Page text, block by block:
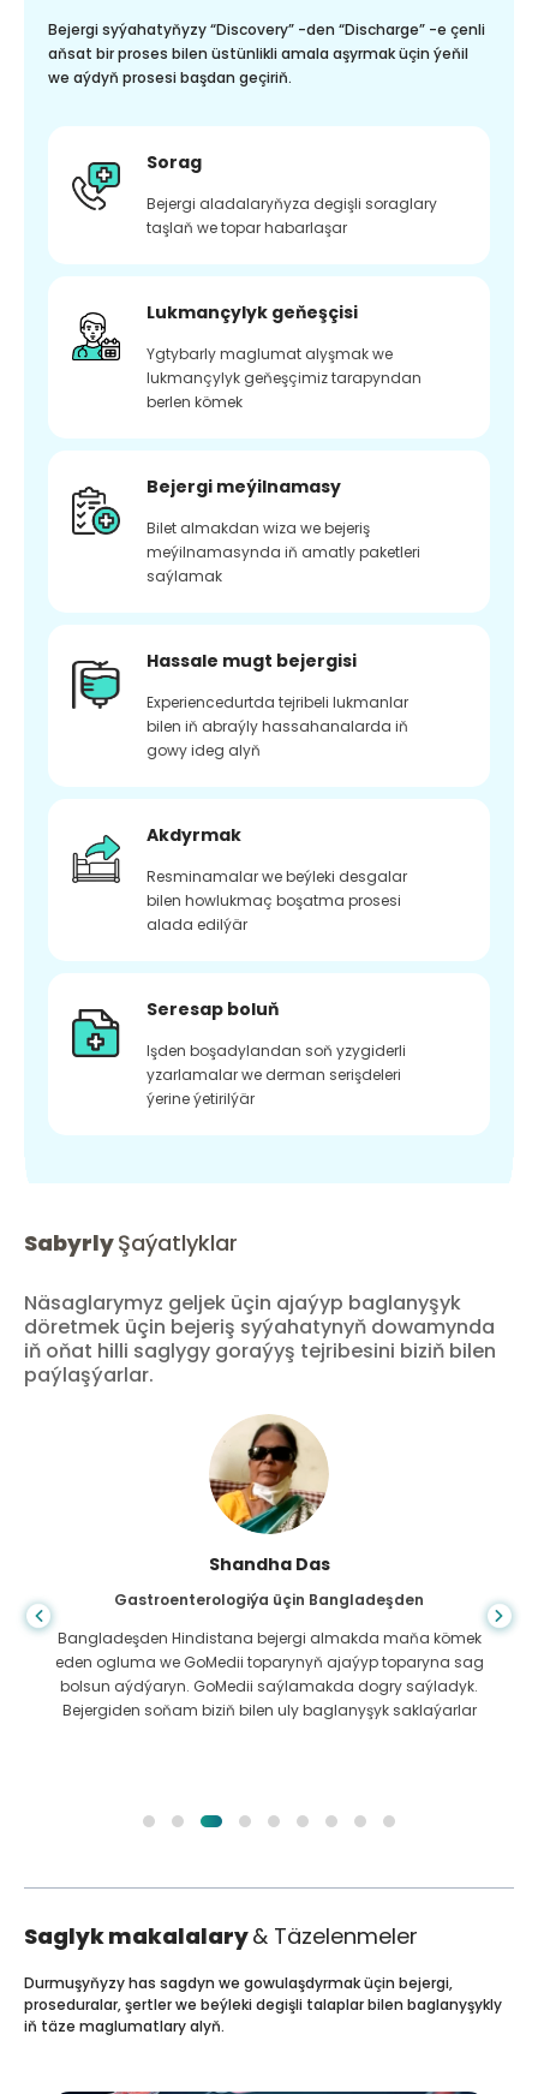
Bejergi syýahatyňyzy “Discovery” -den “Discharge” -e çenli
aňsat bir proses bilen üstünlikli amala aşyrmak üçin ýeňil
we aýdyň prosesi başdan geçiriň.
Sorag
Bejergi aladalaryňyza degişli soraglary
taşlaň we topar habarlaşar
Lukmançylyk geňeşçisi
Ygtybarly maglumat alyşmak we
lukmançylyk geňeşçimiz tarapyndan
berlen kömek
Bejergi meýilnamasy
Bilet almakdan wiza we bejeriş
meýilnamasynda iň amatly paketleri
saýlamak
Hassale mugt bejergisi
Experiencedurtda tejribeli lukmanlar
bilen iň abraýly hassahanalarda iň
gowy ideg alyň
Akdyrmak
Resminamalar we beýleki desgalar
bilen howlukmaç boşatma prosesi
alada edilýär
Seresap boluň
Işden boşadylandan soň yzygiderli
yzarlamalar we derman serişdeleri
ýerine ýetirilýär
SabyrlyŞaýatlyklar
Näsaglarymyz geljek üçin ajaýyp baglanyşyk
döretmek üçin bejeriş syýahatynyň dowamynda
iň oňat hilli saglygy goraýyş tejribesini biziň bilen
paýlaşýarlar.
Shandha Das
Gastroenterologiýa üçin Bangladeşden
Bangladeşden Hindistana bejergi almakda maňa kömek
eden ogluma we GoMedii toparynyň ajaýyp toparyna sag
bolsun aýdýaryn. GoMedii saýlamakda dogry saýladyk.
Bejergiden soňam biziň bilen uly baglanyşyk saklaýarlar
Saglyk makalalary& Täzelenmeler
Durmuşyňyzy has sagdyn we gowulaşdyrmak üçin bejergi,
proseduralar, şertler we beýleki degişli talaplar bilen baglanyşykly
iň täze maglumatlary alyň.